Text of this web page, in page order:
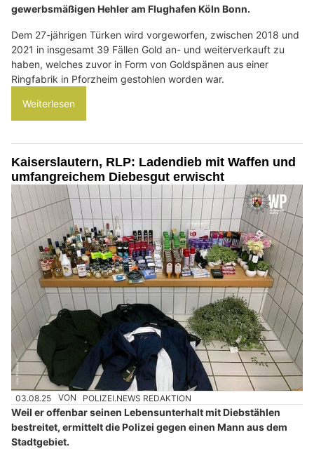
gewerbsmäßigen Hehler am Flughafen Köln Bonn.
Dem 27-jährigen Türken wird vorgeworfen, zwischen 2018 und
2021 in insgesamt 39 Fällen Gold an- und weiterverkauft zu
haben, welches zuvor in Form von Goldspänen aus einer
Ringfabrik in Pforzheim gestohlen worden war.
Weiterlesen
Kaiserslautern, RLP: Ladendieb mit Waffen und
umfangreichem Diebesgut erwischt
03.08.25 VON POLIZEI.NEWS REDAKTION
Weil er offenbar seinen Lebensunterhalt mit Diebstählen
bestreitet, ermittelt die Polizei gegen einen Mann aus dem
Stadtgebiet.